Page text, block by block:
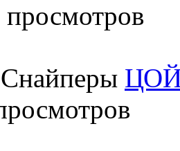
просмотров